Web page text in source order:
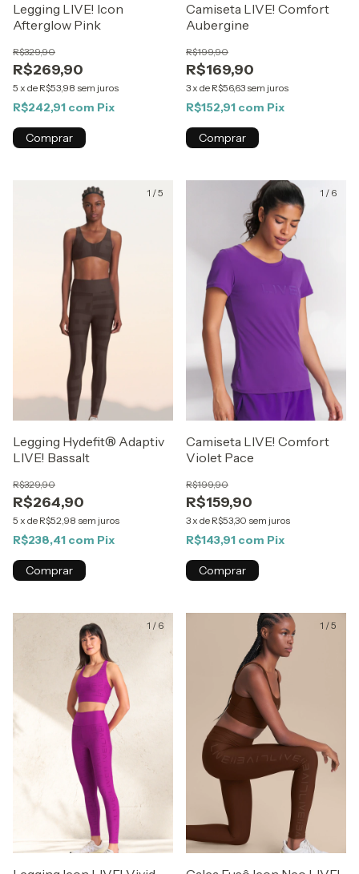
Legging LIVE! Icon
Afterglow Pink
R$269,90
R$329,90
5 x de R$53,98 sem juros
R$242,91 com Pix
Comprar
Camiseta LIVE! Comfort
Aubergine
R$169,90
R$199,90
3x de R$56,63 sem juros
R$152,91 com Pix
Comprar
1 /5
Legging Hydefit® Adaptiv
LIVE! Bassalt
R$264,90
R$329,90
5 x de R$52,98 sem juros
R$238,41 com Pix
Comprar
1 / 6
Camiseta LIVE! Comfort
Violet Pace
R$159,90
R$199,90
3x de R$53,30 sem juros
R$143,91 com Pix
Comprar
1 / 6 1 /5